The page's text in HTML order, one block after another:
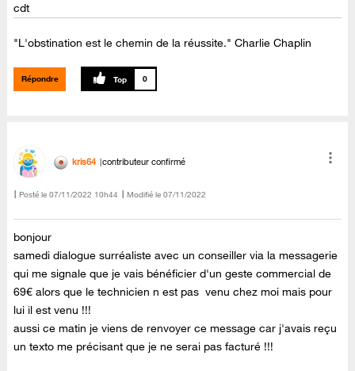
cdt
"L'obstination est le chemin de la réussite." Charlie Chaplin
Répondre 0
kris64 contributeur confirmé
Posté le ‎07/11/2022 10h44 Modifié le 07/11/2022
bonjour
samedi dialogue surréaliste avec un conseiller via la messagerie
qui me signale que je vais bénéficier d'un geste commercial de
69€ alors que le technicien n est pas venu chez moi mais pour
lui il est venu !!!
aussi ce matin je viens de renvoyer ce message car j'avais reçu
un texto me précisant que je ne serai pas facturé !!!